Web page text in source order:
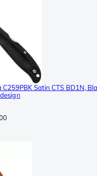
Satin CTS BD1N,